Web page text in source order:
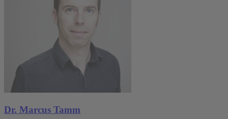
Dr. Marcus Tamm